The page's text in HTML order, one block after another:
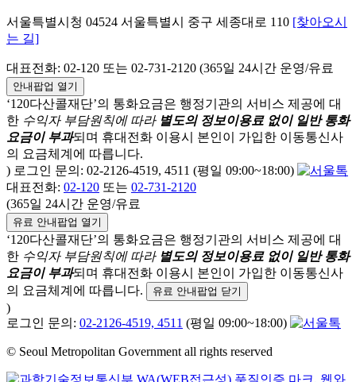
서울특별시청 04524 서울특별시 중구 세종대로 110 [찾아오시
는 길]
대표전화: 02-120 또는 02-731-2120 (365일 24시간 운영/유료
안내팝업 열기
‘120다산콜재단’의 통화요금은 행정기관의 서비스 제공에 대
한 수익자 부담원칙에 따라 별도의 정보이용료 없이 일반 통화
요금이 부과되며 휴대전화 이용시 본인이 가입한 이동통신사
의 요금체계에 따릅니다.
) 로그인 문의: 02-2126-4519, 4511 (평일 09:00~18:00)
대표전화: 02-120 또는 02-731-2120
(365일 24시간 운영/유료
유료 안내팝업 열기
‘120다산콜재단’의 통화요금은 행정기관의 서비스 제공에 대
한 수익자 부담원칙에 따라 별도의 정보이용료 없이 일반 통화
요금이 부과되며 휴대전화 이용시 본인이 가입한 이동통신사
의 요금체계에 따릅니다.
유료 안내팝업 닫기
)
로그인 문의: 02-2126-4519, 4511 (평일 09:00~18:00)
© Seoul Metropolitan Government all rights reserved